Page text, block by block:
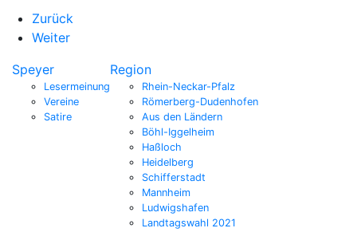
Zurück
Weiter
Speyer
Lesermeinung
Vereine
Satire
Region
Rhein-Neckar-Pfalz
Römerberg-Dudenhofen
Aus den Ländern
Böhl-Iggelheim
Haßloch
Heidelberg
Schifferstadt
Mannheim
Ludwigshafen
Landtagswahl 2021